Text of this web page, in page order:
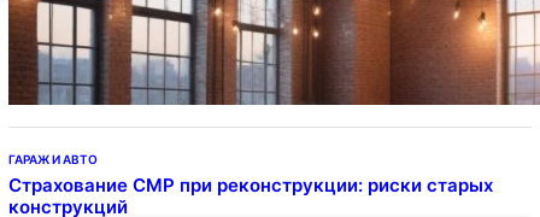
Подвесные светодиодные светильники на
ГАРАЖ И АВТО
Страхование СМР при реконструкции: риски старых
конструкций